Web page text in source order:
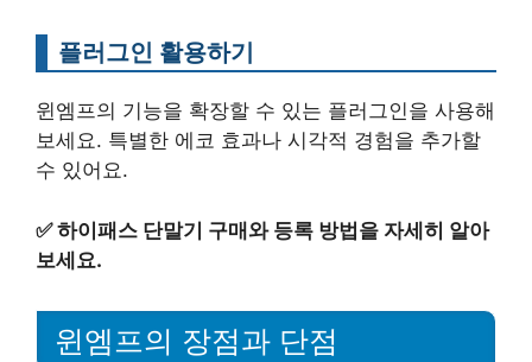
플러그인 활용하기
윈엠프의 기능을 확장할 수 있는 플러그인을 사용해
보세요. 특별한 에코 효과나 시각적 경험을 추가할
수 있어요.
✅하이패스 단말기 구매와 등록 방법을 자세히 알아
보세요.
윈엠프의 장점과 단점